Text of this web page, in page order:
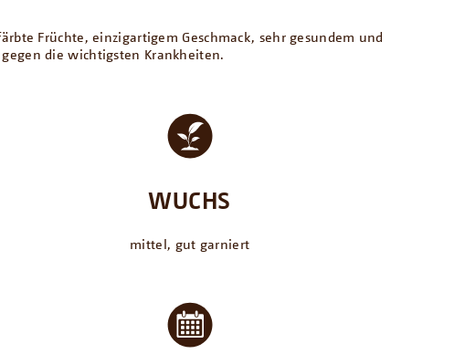
Früchte, einzigartigem Geschmack, sehr gesundem und
die wichtigsten Krankheiten.
WUCHS
mittel, gut garniert